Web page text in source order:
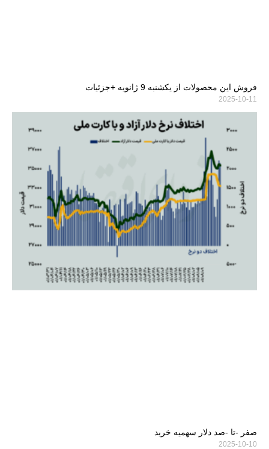
فروش این محصولات از یکشنبه 9 ژانویه +جزئیات
2025-10-11
صفر -تا -صد دلار سهمیه خرید
2025-10-10